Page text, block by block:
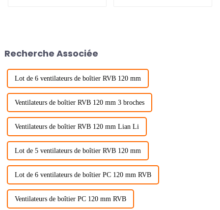
Recherche Associée
Lot de 6 ventilateurs de boîtier RVB 120 mm
Ventilateurs de boîtier RVB 120 mm 3 broches
Ventilateurs de boîtier RVB 120 mm Lian Li
Lot de 5 ventilateurs de boîtier RVB 120 mm
Lot de 6 ventilateurs de boîtier PC 120 mm RVB
Ventilateurs de boîtier PC 120 mm RVB